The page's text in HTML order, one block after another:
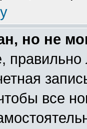
но не
все